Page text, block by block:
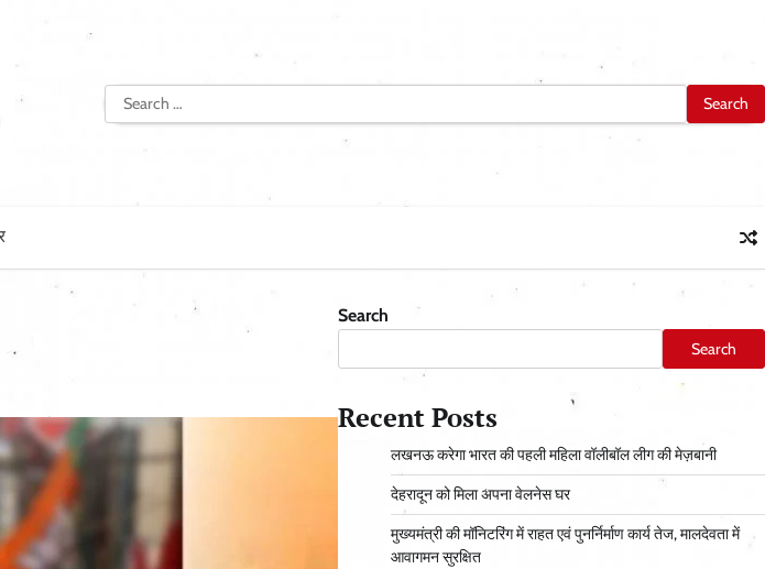
Search
for:
Search
Search
Recent Posts
लखनऊ करेगा भारत की पहली महिला वॉलीबॉल लीग की मेज़बानी
देहरादून को मिला अपना वेलनेस घर
मुख्यमंत्री की मॉनिटरिंग में राहत एवं पुनर्निर्माण कार्य तेज, मालदेवता में
आवागमन सुरक्षित